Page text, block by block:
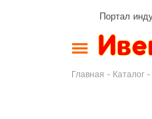
Портал
Главная - Каталог -